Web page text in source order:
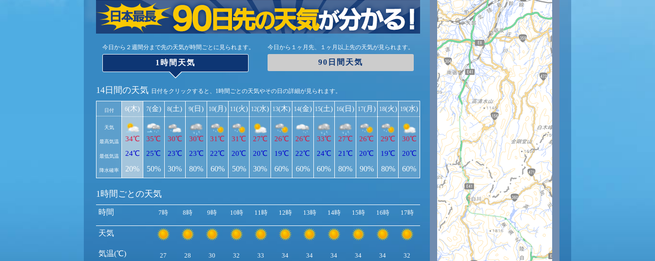
今日から２週間分まで先の天気が時間ごとに見られます。
1時間天気
今日から１ヶ月先、１ヶ月以上先の天気が見られます。
90日間天気
14日間の天気 日付をクリックすると、1時間ごとの天気やその日の詳細が見られます。
日付
天気
最高気温
最低気温
降水確率
6(木)
34℃
24℃
20%
7(金)
35℃
25℃
50%
8(土)
30℃
23℃
30%
9(日)
30℃
23℃
80%
10(月)
31℃
22℃
60%
11(火)
31℃
20℃
50%
12(水)
27℃
20℃
30%
13(木)
26℃
19℃
60%
14(金)
26℃
22℃
60%
15(土)
33℃
24℃
60%
16(日)
27℃
21℃
80%
17(月)
26℃
20℃
90%
18(火)
29℃
19℃
80%
19(水)
30℃
20℃
60%
1時間ごとの天気
時間
天気
気温(℃)
7時 8時 9時 10時 11時 12時 13時 14時 15時 16時 17時 18時 19時 20時 21時 22時 23時
27 28 30 32 33 34 34 34 34 34 32 30 28 28 27 26